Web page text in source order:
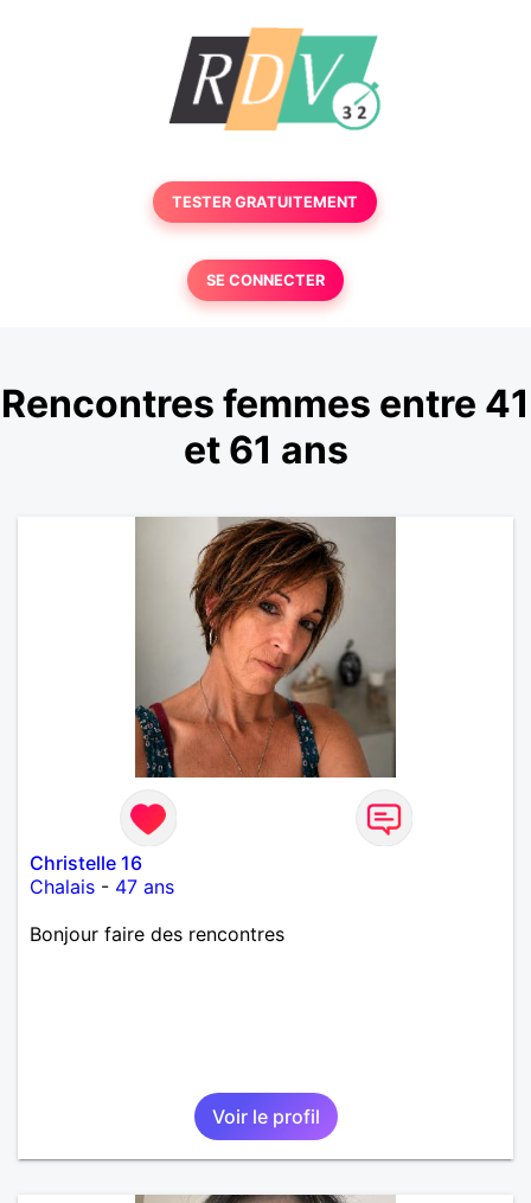
TESTER GRATUITEMENT
SE CONNECTER
Rencontres femmes entre 41
et 61 ans
Christelle 16
Chalais - 47 ans
Bonjour faire des rencontres
Voir le profil